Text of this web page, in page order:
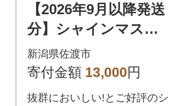
【2026年9月以降発送
分】シャインマスカ
ット2房 1.2Kg以上
【佐渡島産】
新潟県佐渡市
寄付金額 13,000円
抜群においしい!とご好評のシ